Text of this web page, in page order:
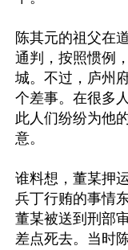
陈其元的祖父在
通判，按照惯例
城。不过，庐州
个差事。在很多
此人们纷纷为他
意。
谁料想，董某押
兵丁行贿的事情
董某被送到刑部
差点死去。当时